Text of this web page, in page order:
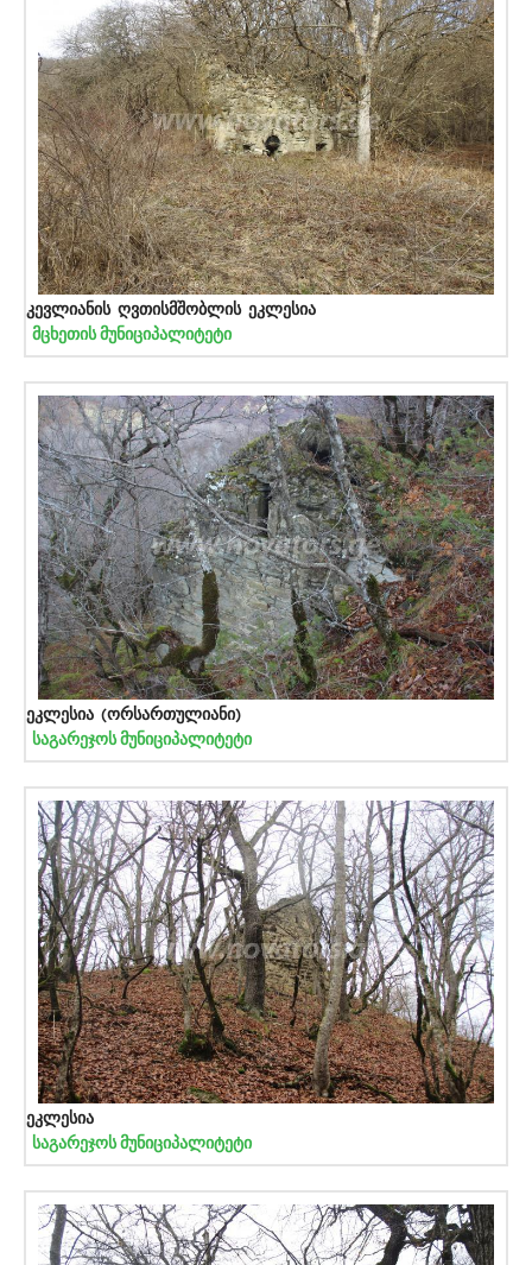
კევლიანის ღვთისმშობლის ეკლესია
მცხეთის მუნიციპალიტეტი
ეკლესია (ორსართულიანი)
საგარეჯოს მუნიციპალიტეტი
ეკლესია
საგარეჯოს მუნიციპალიტეტი